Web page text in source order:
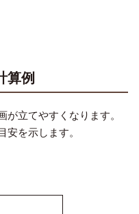
算例
立てやすくなります。
を示します。